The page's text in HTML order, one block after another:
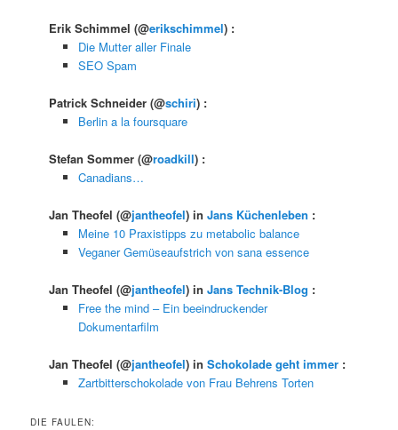
Erik Schimmel(@erikschimmel) :
Die Mutter aller Finale
SEO Spam
Patrick Schneider(@schiri) :
Berlin a la foursquare
Stefan Sommer(@roadkill) :
Canadians…
Jan Theofel(@jantheofel) inJans Küchenleben :
Meine 10 Praxistipps zu metabolic balance
Veganer Gemüseaufstrich von sana essence
Jan Theofel(@jantheofel) inJans Technik-Blog :
Free the mind – Ein beeindruckender
Dokumentarfilm
Jan Theofel(@jantheofel) inSchokolade geht immer :
Zartbitterschokolade von Frau Behrens Torten
DIE FAULEN: